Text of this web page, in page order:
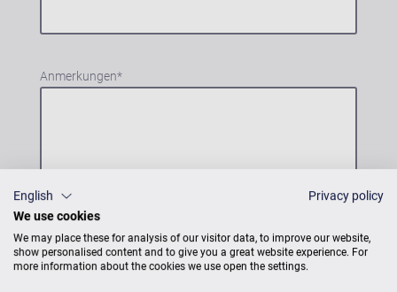
Anmerkungen*
Einwilligung*
Ich erkläre mich mit derDatenschutzerklärung
English
Privacy policy
We use cookies
We may place these for analysis of our visitor data, to improve our website,
show personalised content and to give you a great website experience. For
more information about the cookies we use open the settings.